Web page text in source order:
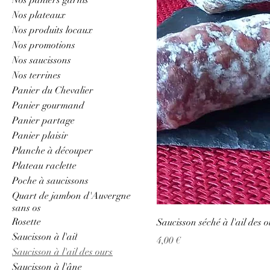
Nos plateaux
Nos produits locaux
Nos promotions
Nos saucissons
Nos terrines
Panier du Chevalier
Panier gourmand
Panier partage
Panier plaisir
Planche à découper
Plateau raclette
Poche à saucissons
Quart de jambon d'Auvergne
sans os
Rosette
Saucisson à l'ail
Saucisson à l'ail des ours
Saucisson à l'âne
Saucisson séché à l'ail des
Prix
4,00 €